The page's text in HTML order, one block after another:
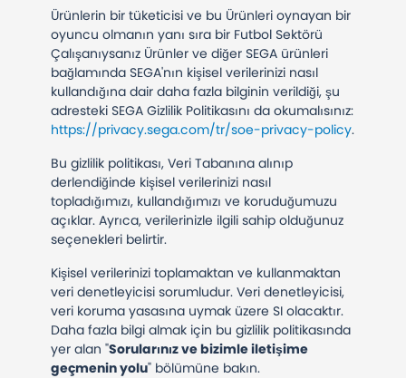
Ürünlerin bir tüketicisi ve bu Ürünleri oynayan bir
oyuncu olmanın yanı sıra bir Futbol Sektörü
Çalışanıysanız Ürünler ve diğer SEGA ürünleri
bağlamında SEGA'nın kişisel verilerinizi nasıl
kullandığına dair daha fazla bilginin verildiği, şu
adresteki SEGA Gizlilik Politikasını da okumalısınız:
https://privacy.sega.com/tr/soe-privacy-policy.
Bu gizlilik politikası, Veri Tabanına alınıp
derlendiğinde kişisel verilerinizi nasıl
topladığımızı, kullandığımızı ve koruduğumuzu
açıklar. Ayrıca, verilerinizle ilgili sahip olduğunuz
seçenekleri belirtir.
Kişisel verilerinizi toplamaktan ve kullanmaktan
veri denetleyicisi sorumludur. Veri denetleyicisi,
veri koruma yasasına uymak üzere SI olacaktır.
Daha fazla bilgi almak için bu gizlilik politikasında
yer alan "Sorularınız ve bizimle iletişime
geçmenin yolu" bölümüne bakın.